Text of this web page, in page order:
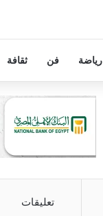
رياضة فن ثقافة
تعليقات